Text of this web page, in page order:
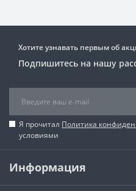
Хотите узнавать первым об
Подпишитесь на нашу
Я прочитал Политика
условиями
Информация